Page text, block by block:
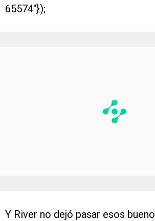
65574″});
Y River no dejó pasar esos